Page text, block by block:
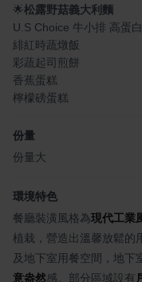
🌟松露野菇義大利麵
U.S Choice 牛小排 高蛋白
緋紅時蔬燉飯
彩蔬起司煎餅
香蕉蛋糕
檸檬磅蛋糕
份量
份量大
環境特色
餐廳裝潢風格為現代工業
植栽，營造出溫馨放鬆的
及地下室用餐空間，地下
意盎然感。部分區域設有